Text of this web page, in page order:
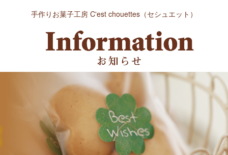
手作りお菓子工房 C'est chouettes（セシュエット）